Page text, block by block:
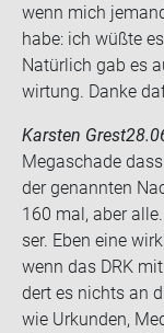
wenn mich
habe: ich wüßte
Na­tür­lich gab es
wir­tung. Danke
Karsten Grest
Me­ga­scha­de
der ge­nann­ten
160 mal, aber
ser. Eben eine
wenn das DRK
dert es nichts an
wie Ur­kun­den,